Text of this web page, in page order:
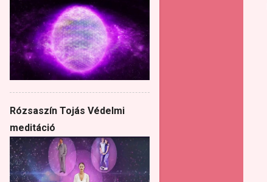
Rózsaszín Tojás Védelmi
meditáció